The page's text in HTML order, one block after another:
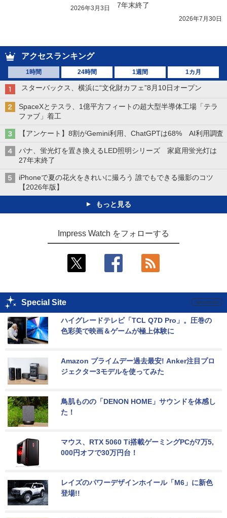
2026年3月3日
7年末終了
2026年7月30日
アクセスランキング
1時間 24時間 1週間 1カ月
スターバックス、横浜に“文化財カフェ”8月10日オープン
SpaceXとテスラ、1億平方フィートの超大型半導体工場「テラ
ファブ」着工
【アンケート】8割がGemini利用、ChatGPTは68% AI利用調査
パナ、蛍光灯を置き換えるLED照明シリーズ 家庭用蛍光灯は
27年末終了
iPhoneで夏の花火をきれいに撮ろう 誰でもできる撮影のコツ
【2026年版】
もっと見る
Impress Watch をフォローする
Special Site
ハイグレードテレビ「TCL Q7D Pro」。圧巻の
色彩美で映画＆ゲームが極上体験に
Amazon プライムデー過去最安! Anker注目プロ
ジェクター3モデルを使ってみた
鳥肌ものの「DENON HOME」サウンドを体感し
た！
マウス、RTX 5060 Ti搭載ゲーミングPCが7万5,
000円オフで30万円台！
レイズのパワーデザインホイール「M6」に新色
登場!!